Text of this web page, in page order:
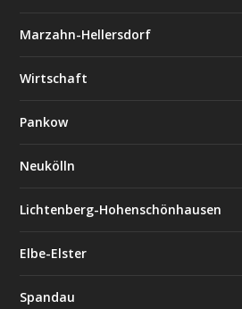
Marzahn-Hellersdorf
Wirtschaft
Pankow
Neukölln
Lichtenberg-Hohenschönhausen
Elbe-Elster
Spandau